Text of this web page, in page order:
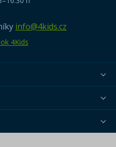
info@4kids.cz
4Kids